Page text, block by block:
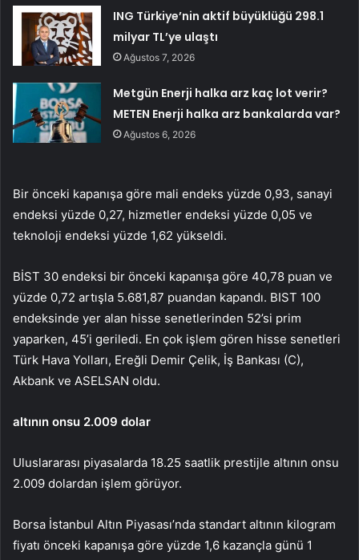
ING Türkiye’nin aktif büyüklüğü 298.1
milyar TL’ye ulaştı
Ağustos 7, 2026
Metgün Enerji halka arz kaç lot verir?
METEN Enerji halka arz bankalarda var?
Ağustos 6, 2026
Bir önceki kapanışa göre mali endeks yüzde 0,93, sanayi
endeksi yüzde 0,27, hizmetler endeksi yüzde 0,05 ve
teknoloji endeksi yüzde 1,62 yükseldi.
BİST 30 endeksi bir önceki kapanışa göre 40,78 puan ve
yüzde 0,72 artışla 5.681,87 puandan kapandı. BIST 100
endeksinde yer alan hisse senetlerinden 52’si prim
yaparken, 45’i geriledi. En çok işlem gören hisse senetleri
Türk Hava Yolları, Ereğli Demir Çelik, İş Bankası (C),
Akbank ve ASELSAN oldu.
altının onsu 2.009 dolar
Uluslararası piyasalarda 18.25 saatlik prestijle altının onsu
2.009 dolardan işlem görüyor.
Borsa İstanbul Altın Piyasası’nda standart altının kilogram
fiyatı önceki kapanışa göre yüzde 1,6 kazançla günü 1